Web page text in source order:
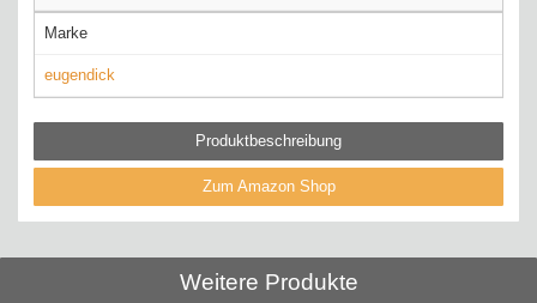
Marke
eugendick
Produktbeschreibung
Zum Amazon Shop
Weitere Produkte